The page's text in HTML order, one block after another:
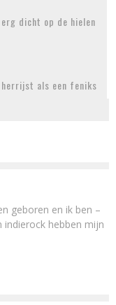
dicht op de hielen
herrijst als een feniks
geboren en ik ben –
hebben mijn